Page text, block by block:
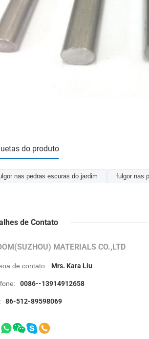
do produto
nas pedras escuras do jardim fulgor nas
de Contato
MATERIALS CO.,LTD
de contato: Mrs. Kara Liu
0086--13914912658
86-512-89598069